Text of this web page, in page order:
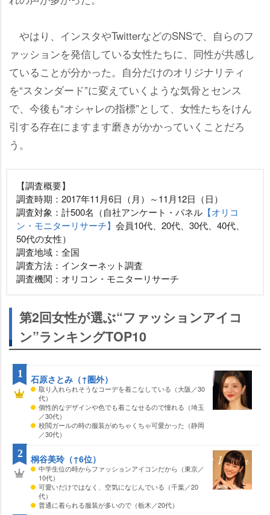
はり、インスタやTwitterなどのSNSで、自らのフ
ァッションを発信している女性たちに、同性が共感し
ていることが分かった。自分だけのオリジナリティ
を“スタンダード”に変えていくような気骨とセンス
で、今後も“オシャレの指標”として、女性たちをけん
引する存在にますます磨きがかかっていくことだろ
う。
【調査概要】
調査時期：2017年11月6日（月）～11月12日（日）
調査対象：計500名（自社アンケート・パネル 【オリコ
ン・モニターリサーチ】 会員10代、20代、30代、40代、
50代の女性）
調査地域：全国
調査方法：インターネット調査
調査機関：オリコン・モニターリサーチ
第2回女性が選ぶ“ファッションアイコ
ン”ランキングTOP10
石原さとみ（↑圏外）
取り入れられそうなコーデを着こなしている（大阪／30
代）
個性的なデザインや色でも着こなせるので憧れる（埼玉
／30代）
校閲ガールの時の服装がめちゃくちゃ可愛かった（静岡
／30代）
1
桐谷美玲（↑6位）
中学生位の時からファッションアイコンだから（東京／
10代）
可愛いだけではなく、空気になじんでいる（千葉／20
代）
普通に着られる服装が多いので（栃木／20代）
2